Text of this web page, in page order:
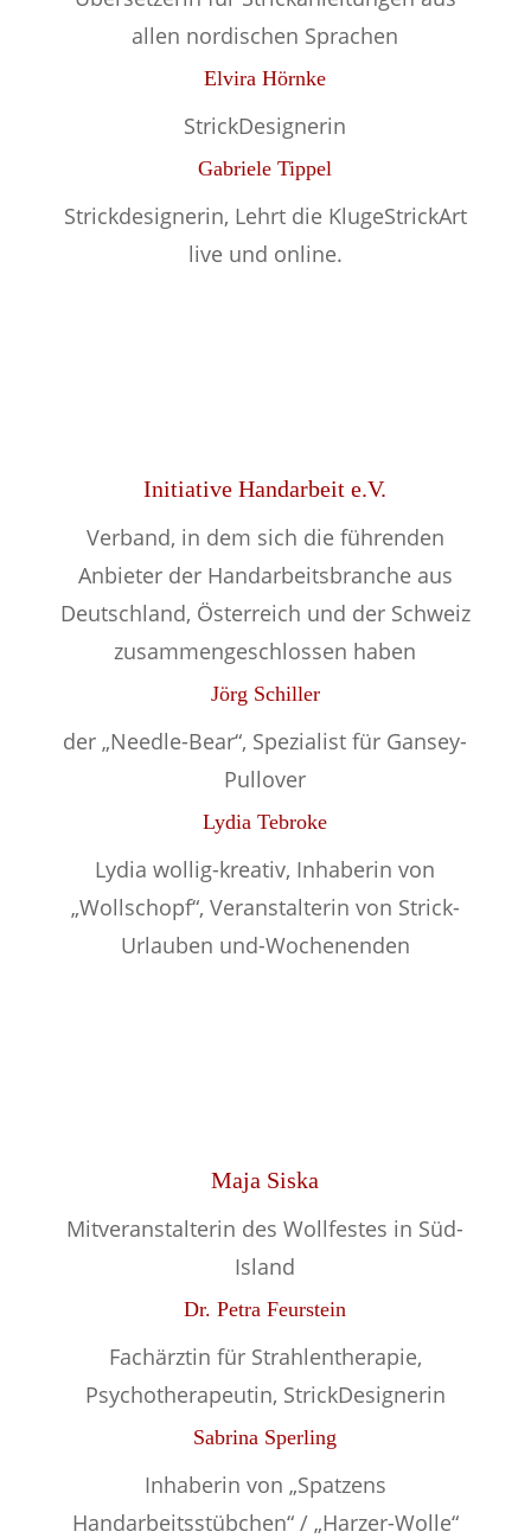
allen nordischen Sprachen
Elvira Hörnke
StrickDesignerin
Gabriele Tippel
Strickdesignerin, Lehrt die KlugeStrickArt
live und online.
Initiative Handarbeit e.V.
Verband, in dem sich die führenden
Anbieter der Handarbeitsbranche aus
Deutschland, Österreich und der Schweiz
zusammengeschlossen haben
Jörg Schiller
der „Needle-Bear“, Spezialist für Gansey-
Pullover
Lydia Tebroke
Lydia wollig-kreativ, Inhaberin von
„Wollschopf“, Veranstalterin von Strick-
Urlauben und-Wochenenden
Maja Siska
Mitveranstalterin des Wollfestes in Süd-
Island
Dr. Petra Feurstein
Fachärztin für Strahlentherapie,
Psychotherapeutin, StrickDesignerin
Sabrina Sperling
Inhaberin von „Spatzens
Handarbeitsstübchen“ / „Harzer-Wolle“